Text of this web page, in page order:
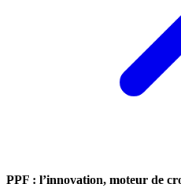
PPF : l’innovation, moteur de